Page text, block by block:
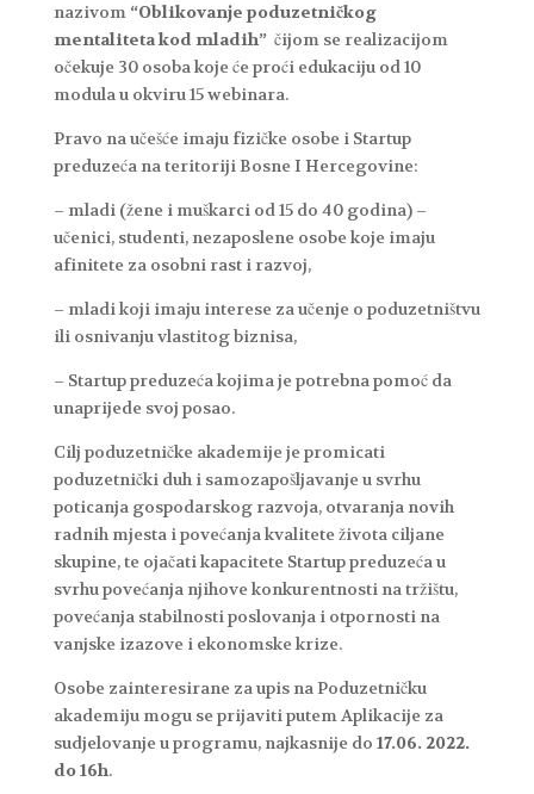
nazivom “Oblikovanje poduzetničkog
mentaliteta kod mladih”čijom se realizacijom
očekuje 30 osoba koje će proći edukaciju od 10
modula u okviru 15 webinara.
Pravo na učešće imaju fizičke osobe i Startup
preduzeća na teritoriji Bosne I Hercegovine:
– mladi (žene i muškarci od 15 do 40 godina) –
učenici, studenti, nezaposlene osobe koje imaju
afinitete za osobni rast i razvoj,
– mladi koji imaju interese za učenje o poduzetništvu
ili osnivanju vlastitog biznisa,
– Startup preduzeća kojima je potrebna pomoć da
unaprijede svoj posao.
Cilj poduzetničke akademije je promicati
poduzetnički duh i samozapošljavanje u svrhu
poticanja gospodarskog razvoja, otvaranja novih
radnih mjesta i povećanja kvalitete života ciljane
skupine, te ojačati kapacitete Startup preduzeća u
svrhu povećanja njihove konkurentnosti na tržištu,
povećanja stabilnosti poslovanja i otpornosti na
vanjske izazove i ekonomske krize.
Osobe zainteresirane za upis na Poduzetničku
akademiju mogu se prijaviti putem Aplikacije za
sudjelovanje u programu, najkasnije do 17.06. 2022.
do 16h.